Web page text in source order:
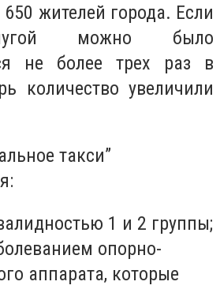
жителей города. Если
можно было
не более трех раз в
количество увеличили
такси”
1 и 2 группы;
опорно-
аппарата, которые